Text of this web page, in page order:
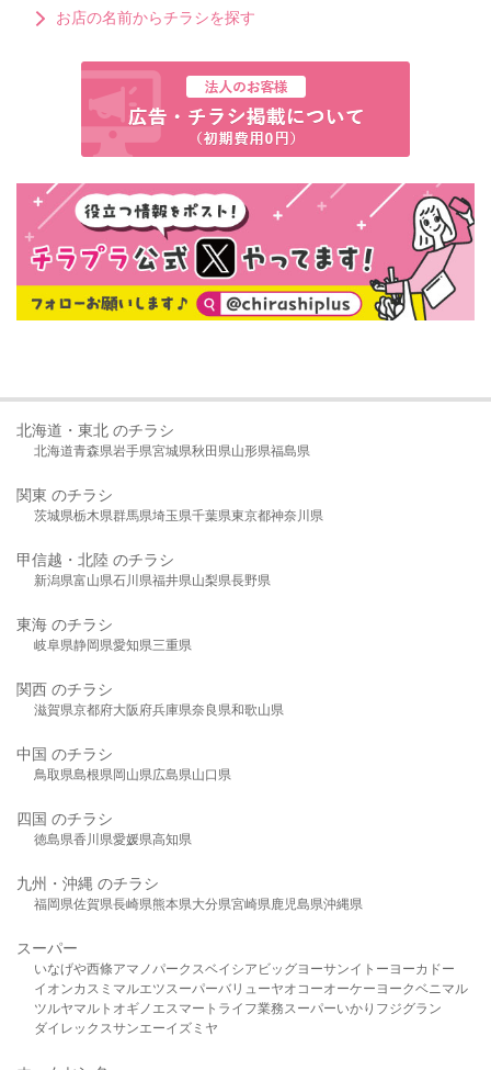
お店の名前からチラシを探す
北海道・東北 のチラシ
北海道青森県岩手県宮城県秋田県山形県福島県
関東 のチラシ
茨城県栃木県群馬県埼玉県千葉県東京都神奈川県
甲信越・北陸 のチラシ
新潟県富山県石川県福井県山梨県長野県
東海 のチラシ
岐阜県静岡県愛知県三重県
関西 のチラシ
滋賀県京都府大阪府兵庫県奈良県和歌山県
中国 のチラシ
鳥取県島根県岡山県広島県山口県
四国 のチラシ
徳島県香川県愛媛県高知県
九州・沖縄 のチラシ
福岡県佐賀県長崎県熊本県大分県宮崎県鹿児島県沖縄県
スーパー
いなげや西條アマノパークスベイシア ビッグヨーサンイトーヨーカドー
イオンカスミ マルエツスーパーバリューヤオコーオーケー ヨークベニマル
ツルヤマルト オギノ エスマート ライフ業務スーパーいかり フジグラン
ダイレックスサンエーイズミヤ